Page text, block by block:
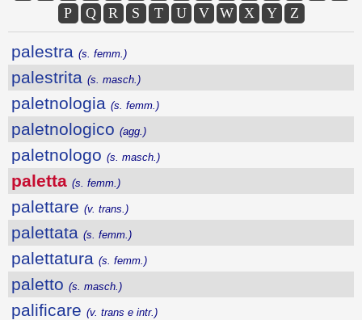
P
Q R S T U V W X Y Z
palestra (s. femm.)
palestrita (s. masch.)
paletnologia (s. femm.)
paletnologico (agg.)
paletnologo (s. masch.)
paletta (s. femm.)
palettare (v. trans.)
palettata (s. femm.)
palettatura (s. femm.)
paletto (s. masch.)
palificare (v. trans e intr.)